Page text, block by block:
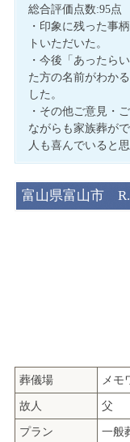
総合評価点数:95点
・印象に残った事
トいただいた。
・今後「あったら
た方の名前がわか
した。
・その他ご意見・
ながらも家族葬が
人も喜んでいると思
富山県富山市
葬儀場 メモ
故人 父
プラン 一般